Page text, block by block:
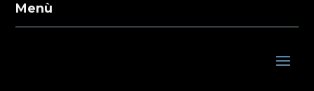
Menù